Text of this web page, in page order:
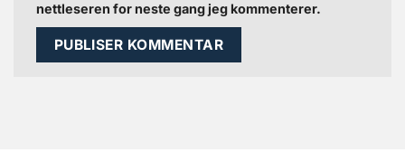
nettleseren for neste gang jeg kommenterer.